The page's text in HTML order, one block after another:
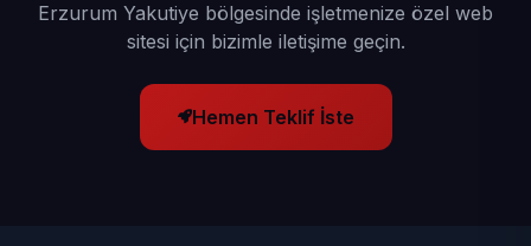
Erzurum Yakutiye bölgesinde işletmenize özel web
sitesi için bizimle iletişime geçin.
Hemen Teklif İste